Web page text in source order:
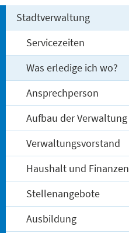
Stadtverwaltung
Servicezeiten
Was erledige ich wo?
Ansprechperson
Aufbau der Verwaltung
Verwaltungsvorstand
Haushalt und Finanzen
Stellenangebote
Ausbildung